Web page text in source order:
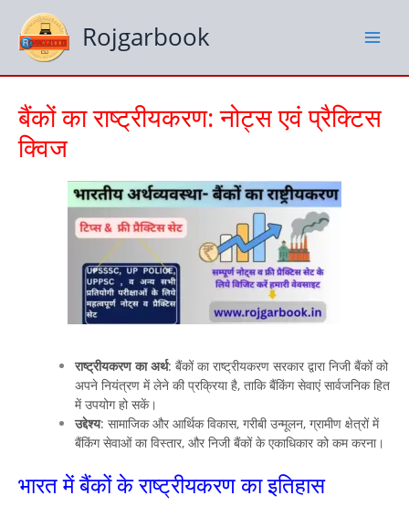
content
Rojgarbook
बैंकों का राष्ट्रीयकरण: नोट्स एवं प्रैक्टिस
क्विज
राष्ट्रीयकरण का अर्थ: बैंकों का राष्ट्रीयकरण सरकार द्वारा निजी बैंकों को
अपने नियंत्रण में लेने की प्रक्रिया है, ताकि बैंकिंग सेवाएं सार्वजनिक हित
में उपयोग हो सकें।
उद्देश्य: सामाजिक और आर्थिक विकास, गरीबी उन्मूलन, ग्रामीण क्षेत्रों में
बैंकिंग सेवाओं का विस्तार, और निजी बैंकों के एकाधिकार को कम करना।
भारत में बैंकों के राष्ट्रीयकरण का इतिहास